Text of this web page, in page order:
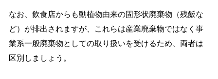
なお、飲食店からも動植物由来の固形状廃棄物（残飯な
ど）が排出されますが、これらは産業廃棄物ではなく事
業系一般廃棄物としての取り扱いを受けるため、両者は
区別しましょう。